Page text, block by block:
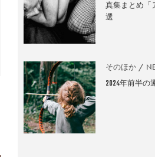
真集まとめ「
選
そのほか
2024年前半の